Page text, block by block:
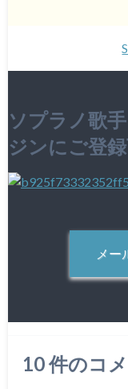
ソプラノ歌
ジンにご登
メー
10件のコ